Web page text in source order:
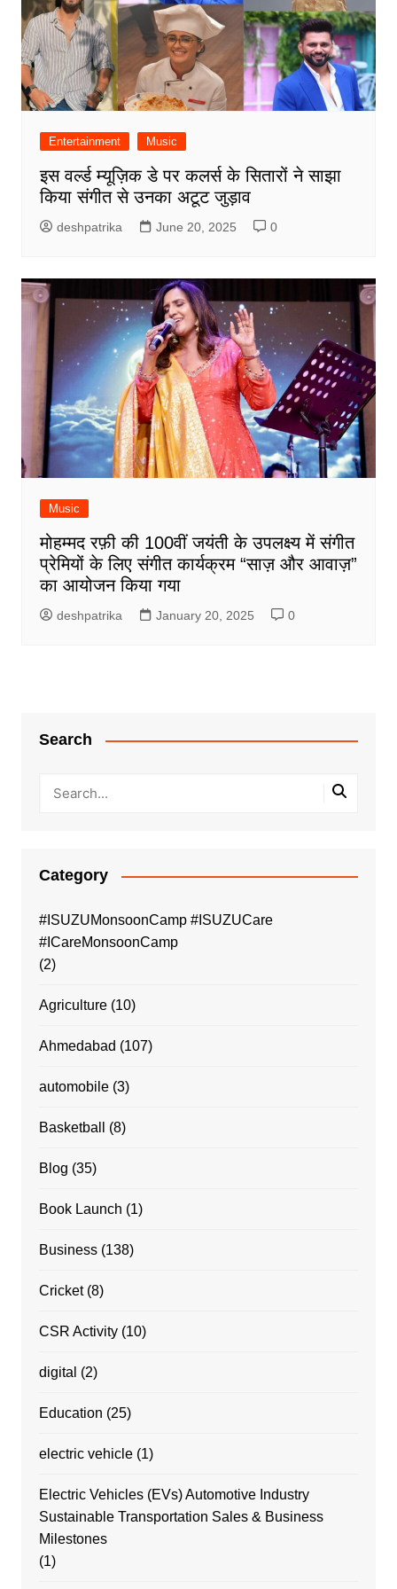
Entertainment Music
इस वर्ल्ड म्यूज़िक डे पर कलर्स के सितारों ने साझा
किया संगीत से उनका अटूट जुड़ाव
deshpatrika June 20, 2025 0
Music
मोहम्मद रफ़ी की 100वीं जयंती के उपलक्ष्य में संगीत
प्रेमियों के लिए संगीत कार्यक्रम “साज़ और आवाज़”
का आयोजन किया गया
deshpatrika January 20, 2025 0
Search
Category
#ISUZUMonsoonCamp #ISUZUCare
#ICareMonsoonCamp
(2)
Agriculture(10)
Ahmedabad (107)
automobile(3)
Basketball (8)
Blog (35)
Book Launch (1)
Business(138)
Cricket(8)
CSR Activity(10)
digital (2)
Education (25)
electric vehicle(1)
Electric Vehicles (EVs) Automotive Industry
Sustainable Transportation Sales & Business
Milestones
(1)